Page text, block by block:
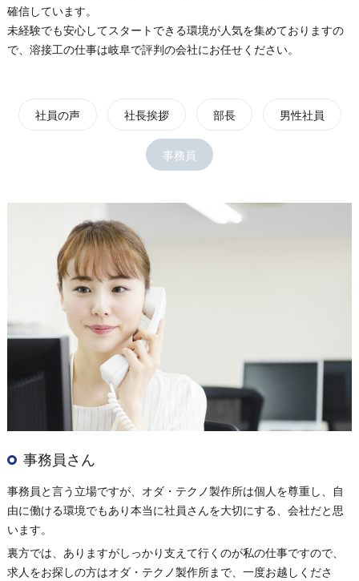
確信しています。
未経験でも安心してスタートできる環境が人気を集めておりますの
で、溶接工の仕事は岐阜で評判の会社にお任せください。
社員の声 社長挨拶 部長 男性社員
事務員
事務員さん
事務員と言う立場ですが、オダ・テクノ製作所は個人を尊重し、自
由に働ける環境でもあり本当に社員さんを大切にする、会社だと思
います。
裏方では、ありますがしっかり支えて行くのが私の仕事ですので、
求人をお探しの方はオダ・テクノ製作所まで、一度お越しくださ